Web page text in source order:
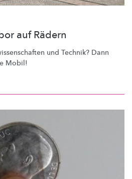
auf Rädern
und Technik? Dann
Mobil!